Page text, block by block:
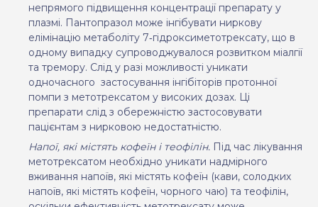
непрямого підвищення концентрації препарату у
плазмі. Пантопразол може інгібувати ниркову
елімінацію метаболіту 7‑гідроксиметотрексату, що в
одному випадку супроводжувалося розвитком міалгії
та тремору. Слід у разі можливості уникати
одночасного застосування інгібіторів протонної
помпи з метотрексатом у високих дозах. Ці
препарати слід з обережністю застосовувати
пацієнтам з нирковою недостатністю.
Напої, які містять кофеїн і теофілін. Під час лікування
метотрексатом необхідно уникати надмірного
вживання напоїв, які містять кофеїн (кави, солодких
напоїв, які містять кофеїн, чорного чаю) та теофілін,